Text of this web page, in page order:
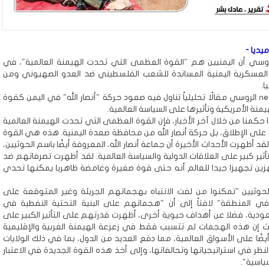
-
أن اليمنيين هم "القوة العظمى التي تحدت الهيمنة العالمية"، في
العسكرية اليمنية المساندة للشعب الفلسطيني ضد العدو الصهيوني ومن
ونشر موقع newsfrol الروسي مقالًا تحليلياً تناول فيه صعود حركة "أنصار الله" في اليمن كقوة
الأمريكية وتأثيرها على السياسة العالمية.
حكمنا من خلال آخر الأخبار، فإن القوة العظمى التي تحدت الهيمنة العالمية
على الإطلاق، بل حركة أنصار الله من محافظة صعدة اليمنية. هذه هي القوة
أظهرت الأحداث الأخيرة أن جماعة أنصار الله، المعروفة أيضًا باسم الحوثيين،
كبير على العلاقات الدولية والسياسة العالمية. لقد أظهرت تصرفاتهم ضد
تجهيزا جيدا للعالم أنه حتى قوة صغيرة وغامضة ظاهريا يمكنها تحدي
"تمكنوا من لفت الانتباه بهجماتهم الجريئة وغير المتوقعة على
في المنطقة" لافتاً إلى أن "هجماتهم على البنية التحتية النفطية في
فضلا عن أهداف حيوية أخرى، أظهرت قدرتهم على التأثير الكبير على
إن هذه الهجمات لم تتسبب فقط في زعزعة الهيمنة الغربية والإقليمية
أيضًا على الأسواق العالمية، مما دفع العديد من الدول، بما في ذلك الولايات
في استراتيجياتها وتحالفاتها، وإلى أخذ هذه القوة الجديدة في الاعتبار